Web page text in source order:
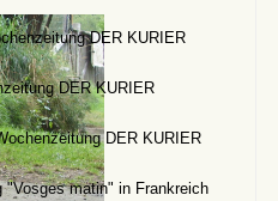
DER KURIER
DER KURIER
DER KURIER
"Vosges matin" in Frankreich